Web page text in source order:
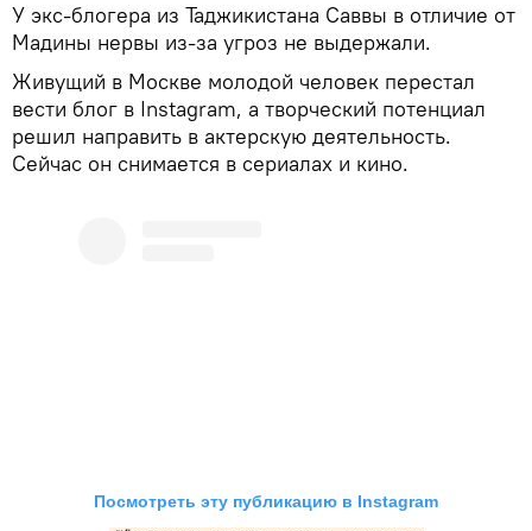
У экс-блогера из Таджикистана Саввы в отличие от
Мадины нервы из-за угроз не выдержали.
Живущий в Москве молодой человек перестал
вести блог в Instagram, а творческий потенциал
решил направить в актерскую деятельность.
Сейчас он снимается в сериалах и кино.
Посмотреть эту публикацию в Instagram